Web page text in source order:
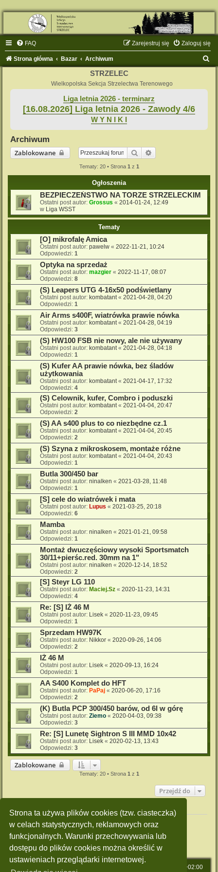
Strona ta używa plików cookies (tzw. ciasteczka)
w celach statystycznych, reklamowych oraz
funkcjonalnych. Warunki przechowywania lub
dostępu do plików cookies można określić w
ustawieniach przeglądarki internetowej.
FAQ Zaloguj się
Zarejestruj się
Strona główna Bazar Archiwum
STRZELEC
Wielkopolska Sekcja Strzelectwa Terenowego
Liga letnia 2026 - terminarz
[16.08.2026] Liga letnia 2026 - Zawody 4/6
W Y N I K I
Archiwum
Zablokowane
Szukaj
Tematy: 20 • Strona 1 z 1
Ogłoszenia
BEZPIECZEŃSTWO NA TORZE STRZELECKIM
Ostatni post autor: Grossus « 2014-01-24, 12:49
w Liga WSST
Tematy
[O] mikrofalę Amica
Ostatni post autor: pawelw « 2022-11-21, 10:24
Odpowiedzi: 1
Optyka na sprzedaż
Ostatni post autor: mazgier « 2022-11-17, 08:07
Odpowiedzi: 8
(S) Leapers UTG 4-16x50 podświetlany
Ostatni post autor: kombatant« 2021-04-28, 04:20
Odpowiedzi: 1
Air Arms s400F, wiatrówka prawie nówka
Ostatni post autor: kombatant« 2021-04-28, 04:19
Odpowiedzi: 3
(S) HW100 FSB nie nowy, ale nie używany
Ostatni post autor: kombatant« 2021-04-28, 04:18
Odpowiedzi: 1
(S) Kufer AA prawie nówka, bez śladów
użytkowania
Ostatni post autor: kombatant« 2021-04-17, 17:32
Odpowiedzi: 4
(S) Celownik, kufer, Combro i poduszki
Ostatni post autor: kombatant« 2021-04-04, 20:47
Odpowiedzi: 2
(S) AA s400 plus to co niezbędne cz.1
Ostatni post autor: kombatant« 2021-04-04, 20:45
Odpowiedzi: 2
(S) Szyna z mikroskosem, montaże różne
Ostatni post autor: kombatant« 2021-04-04, 20:43
Odpowiedzi: 1
Butla 300/450 bar
Ostatni post autor: ninalken « 2021-03-28, 11:48
Odpowiedzi: 1
[S] cele do wiatrówek i mata
Ostatni post autor: Lupus « 2021-03-25, 20:18
Odpowiedzi: 6
Mamba
Ostatni post autor: ninalken « 2021-01-21, 09:58
Odpowiedzi: 1
Montaż dwuczęściowy wysoki Sportsmatch
30/11+pierśc.red. 30mm na 1"
Ostatni post autor: ninalken « 2020-12-14, 18:52
Odpowiedzi: 2
[S] Steyr LG 110
Ostatni post autor: Maciej.Sz « 2020-11-23, 14:31
Odpowiedzi: 4
Re: [S] IŻ 46 M
Ostatni post autor: Lisek « 2020-11-23, 09:45
Odpowiedzi: 1
Sprzedam HW97K
Ostatni post autor: Nikkor « 2020-09-26, 14:06
Odpowiedzi: 2
IŻ 46 M
Ostatni post autor: Lisek « 2020-09-13, 16:24
Odpowiedzi: 1
AA S400 Komplet do HFT
Ostatni post autor: PaPaj « 2020-06-20, 17:16
Odpowiedzi: 2
(K) Butla PCP 300/450 barów, od 6l w górę
Ostatni post autor: Ziemo « 2020-04-03, 09:38
Odpowiedzi: 3
Re: [S] Lunetę Sightron S III MMD 10x42
Ostatni post autor: Lisek « 2020-02-13, 13:43
Odpowiedzi: 3
Zablokowane
Tematy: 20 • Strona 1 z 1
Przejdź do
Twoje uprawnienia na tym forum
Nie możesz
tworzyć nowych tematów
Nie możeszodpowiadać w tematach
Nie możeszzmieniać swoich postów
usuwać swoich postów
Nie możesz dodawać załączników
UTC+02:00